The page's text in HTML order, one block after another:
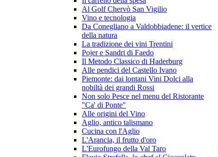
Al Golf Chervò San Vigilio
Vino e tecnologia
Da Conegliano a Valdobbiadene: il vertice
della natura
La tradizione dei vini Trentini
Pojer e Sandri di Faedo
Il Metodo Classico di Haderburg
Alle pendici del Castello Ivano
Piemonte: dai lontani Vini Dolci alla
nobiltà dei grandi Rossi
Non solo Pesce nel menu del Ristorante
"Ca' di Ponte"
Alle origini del Vino
Aglio, antico talismano
Cucina con l'Aglio
L'Arancia, il frutto d'oro
L'Eurofungo della Val Taro